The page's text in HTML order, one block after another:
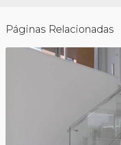
Páginas Relacionadas